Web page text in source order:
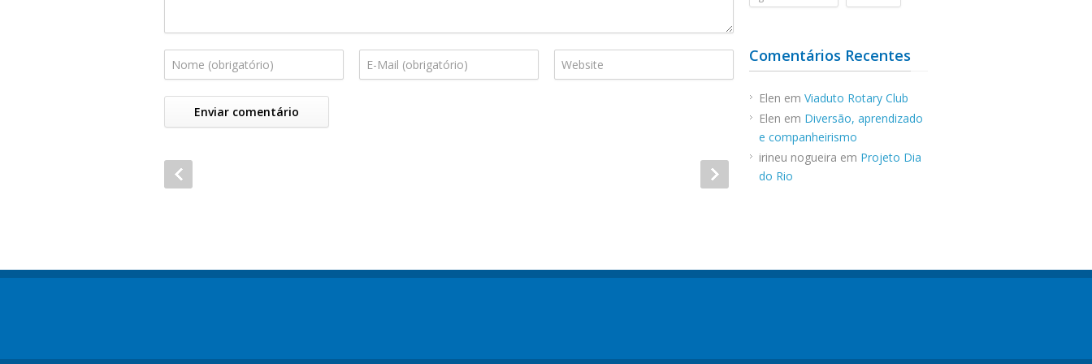
Comentários Recentes
Elen em Viaduto Rotary Club
Elen em Diversão, aprendizado
e companheirismo
irineu nogueira em Projeto Dia
do Rio